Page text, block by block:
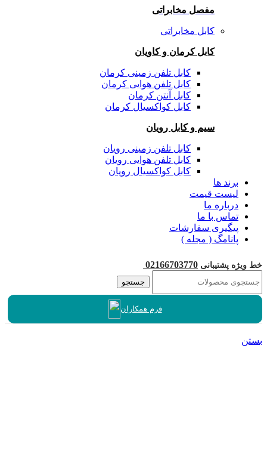
مفصل مخابراتی
کابل مخابراتی
کابل کرمان و کاویان
کابل تلفن زمینی کرمان
کابل تلفن هوایی کرمان
کابل آنتن کرمان
کابل کواکسیال کرمان
سیم و کابل رویان
کابل تلفن زمینی رویان
کابل تلفن هوایی رویان
کابل کواکسیال رویان
برند ها
لیست قیمت
درباره ما
تماس با ما
پیگیری سفارشات
پانامگ ( مجله )
خط ویژه پشتیبانی 02166703770
جستجو
فرم همکاران
بستن